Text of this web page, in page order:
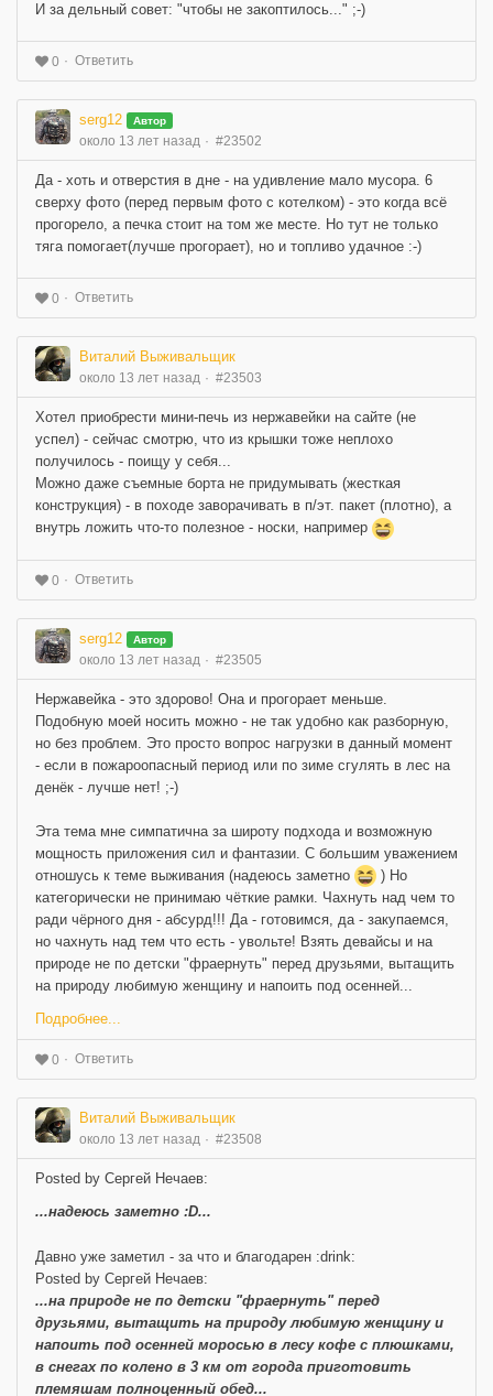
И за дельный совет: "чтобы не закоптилось..." ;-)
0 Ответить
serg12 Автор
около 13 лет назад #23502
Да - хоть и отверстия в дне - на удивление мало мусора. 6
сверху фото (перед первым фото с котелком) - это когда всё
прогорело, а печка стоит на том же месте. Но тут не только
тяга помогает(лучше прогорает), но и топливо удачное :-)
0 Ответить
Виталий Выживальщик
около 13 лет назад #23503
Хотел приобрести мини-печь из нержавейки на сайте (не
успел) - сейчас смотрю, что из крышки тоже неплохо
получилось - поищу у себя...
Можно даже съемные борта не придумывать (жесткая
конструкция) - в походе заворачивать в п/эт. пакет (плотно), а
внутрь ложить что-то полезное - носки, например
0 Ответить
serg12 Автор
около 13 лет назад #23505
Нержавейка - это здорово! Она и прогорает меньше.
Подобную моей носить можно - не так удобно как разборную,
но без проблем. Это просто вопрос нагрузки в данный момент
- если в пожароопасный период или по зиме сгулять в лес на
денёк - лучше нет! ;-)
Эта тема мне симпатична за широту подхода и возможную
мощность приложения сил и фантазии. С большим уважением
отношусь к теме выживания (надеюсь заметно
) Но
категорически не принимаю чёткие рамки. Чахнуть над чем то
ради чёрного дня - абсурд!!! Да - готовимся, да - закупаемся,
но чахнуть над тем что есть - увольте! Взять девайсы и на
природе не по детски "фраернуть" перед друзьями, вытащить
на природу любимую женщину и напоить под осенней...
Подробнее...
0 Ответить
Виталий Выживальщик
около 13 лет назад #23508
Posted by Сергей Нечаев:
...надеюсь заметно :D...
Давно уже заметил - за что и благодарен :drink:
Posted by Сергей Нечаев:
...на природе не по детски "фраернуть" перед
друзьями, вытащить на природу любимую женщину и
напоить под осенней моросью в лесу кофе с плюшками,
в снегах по колено в 3 км от города приготовить
племяшам полноценный обед...